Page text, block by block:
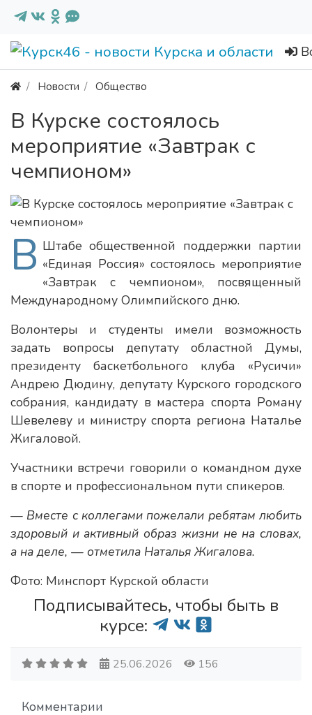
Новости Общество
В Курске состоялось
мероприятие «Завтрак с
чемпионом»
В Штабе общественной поддержки партии
«Единая Россия» состоялось мероприятие
«Завтрак с чемпионом», посвященный
Международному Олимпийского дню.
Волонтеры и студенты имели возможность
задать вопросы депутату областной Думы,
президенту баскетбольного клуба «Русичи»
Андрею Дюдину, депутату Курского городского
собрания, кандидату в мастера спорта Роману
Шевелеву и министру спорта региона Наталье
Жигаловой.
Участники встречи говорили о командном духе
в спорте и профессиональном пути спикеров.
— Вместе с коллегами пожелали ребятам любить
здоровый и активный образ жизни не на словах,
а на деле, — отметила Наталья Жигалова.
Фото: Минспорт Курской области
Подписывайтесь, чтобы быть в
курсе:
25.06.2026 156
Комментарии